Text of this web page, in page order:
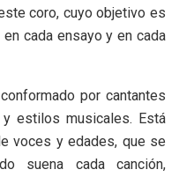
coro, cuyo objetivo es
cada ensayo y en cada
por cantantes
estilos musicales. Está
voces y edades, que se
suena cada canción,